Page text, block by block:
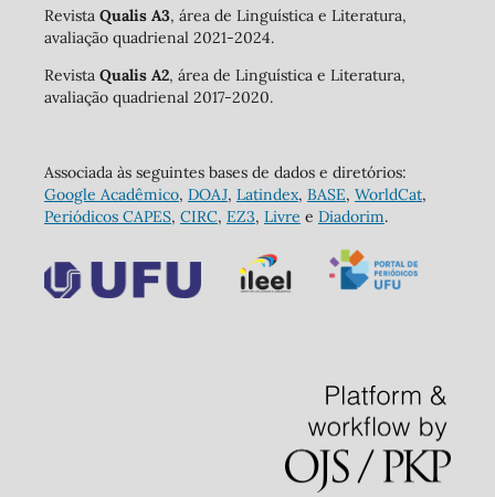
Revista Qualis A3, área de Linguística e Literatura,
avaliação quadrienal 2021-2024.
Revista Qualis A2, área de Linguística e Literatura,
avaliação quadrienal 2017-2020.
Associada às seguintes bases de dados e diretórios:
Google Acadêmico, DOAJ, Latindex, BASE, WorldCat,
Periódicos CAPES, CIRC, EZ3, Livre e Diadorim.